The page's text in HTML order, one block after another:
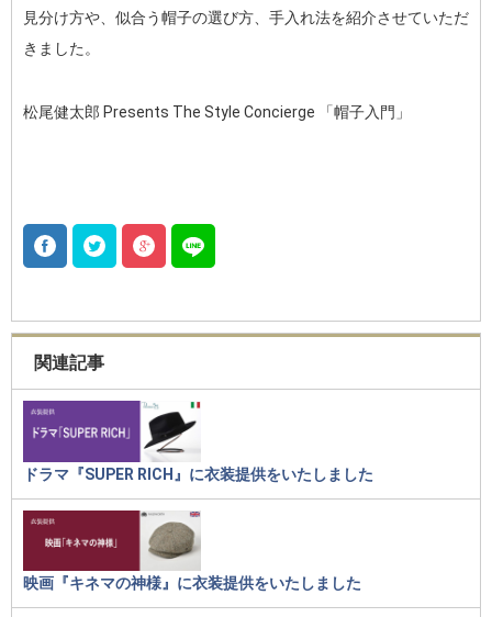
見分け方や、似合う帽子の選び方、手入れ法を紹介させていただ
きました。
松尾健太郎 Presents The Style Concierge 「帽子入門」
関連記事
ドラマ『SUPER RICH』に衣装提供をいたしました
映画『キネマの神様』に衣装提供をいたしました